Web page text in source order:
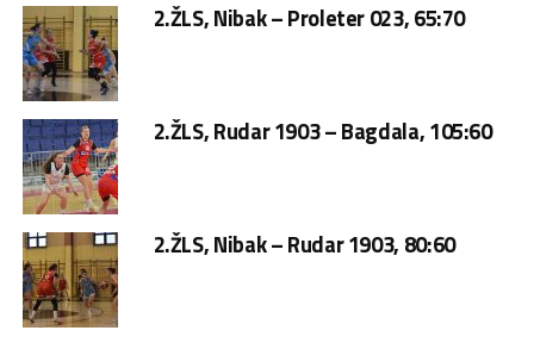
2.ŽLS, Nibak – Proleter 023, 65:70
2.ŽLS, Rudar 1903 – Bagdala, 105:60
2.ŽLS, Nibak – Rudar 1903, 80:60